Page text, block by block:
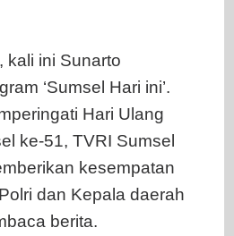
kali ini Sunarto
‘Sumsel Hari ini’.
Hari Ulang
ke-51, TVRI Sumsel
kesempatan
dan Kepala daerah
berita.